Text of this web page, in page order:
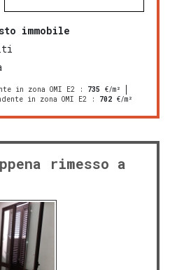
immobile
in zona OMI E2 : 735 €/m²
in zona OMI E2 : 702 €/m²
rimesso a